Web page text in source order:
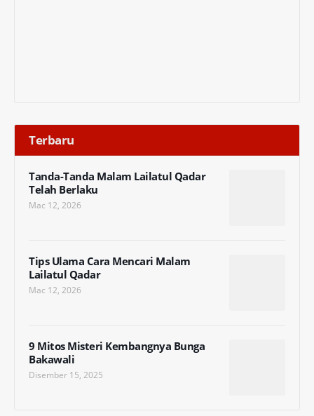
Terbaru
Tanda-Tanda Malam Lailatul Qadar
Telah Berlaku
Mac 12, 2026
Tips Ulama Cara Mencari Malam
Lailatul Qadar
Mac 12, 2026
9 Mitos Misteri Kembangnya Bunga
Bakawali
Disember 15, 2025